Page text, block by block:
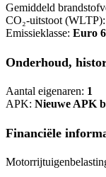
Gemiddeld
CO₂-uitstoot (WLTP):
Emissieklasse: Euro
Onderhoud,
Aantal eigenaren: 1
APK: Nieuwe APK
Financiële